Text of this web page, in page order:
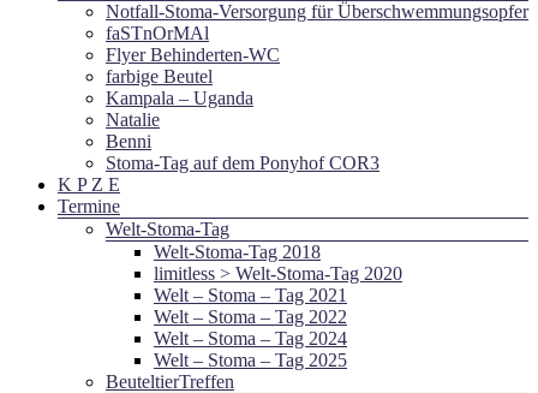
Notfall-Stoma-Versorgung für Überschwemmungsopfer
faSTnOrMAl
Flyer Behinderten-WC
farbige Beutel
Kampala – Uganda
Natalie
Benni
Stoma-Tag auf dem Ponyhof COR3
K P Z E
Termine
Welt-Stoma-Tag
Welt-Stoma-Tag 2018
limitless > Welt-Stoma-Tag 2020
Welt – Stoma – Tag 2021
Welt – Stoma – Tag 2022
Welt – Stoma – Tag 2024
Welt – Stoma – Tag 2025
BeuteltierTreffen